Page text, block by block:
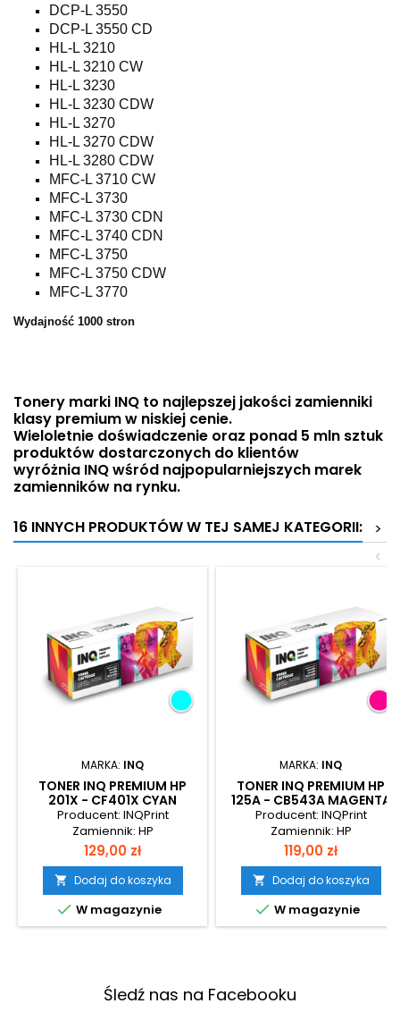
DCP-L 3550
DCP-L 3550 CD
HL-L 3210
HL-L 3210 CW
HL-L 3230
HL-L 3230 CDW
HL-L 3270
HL-L 3270 CDW
HL-L 3280 CDW
MFC-L 3710 CW
MFC-L 3730
MFC-L 3730 CDN
MFC-L 3740 CDN
MFC-L 3750
MFC-L 3750 CDW
MFC-L 3770
Wydajność 1000 stron
Tonery marki INQ to najlepszej jakości zamienniki
klasy premium w niskiej cenie.
Wieloletnie doświadczenie oraz ponad 5 mln sztuk
produktów dostarczonych do klientów
wyróżnia INQ wśród najpopularniejszych marek
zamienników na rynku.
16 INNYCH PRODUKTÓW W TEJ SAMEJ KATEGORII:
>
<
MARKA: INQ
TONER INQ PREMIUM HP
201X - CF401X CYAN
Producent: INQPrint
Zamiennik: HP
Cena
129,00 zł
 Dodaj do koszyka
 W magazynie
MARKA: INQ
TONER INQ PREMIUM HP
125A - CB543A MAGENTA
Producent: INQPrint
Zamiennik: HP
Cena
119,00 zł
 Dodaj do koszyka
 W magazynie
Śledź nas na Facebooku